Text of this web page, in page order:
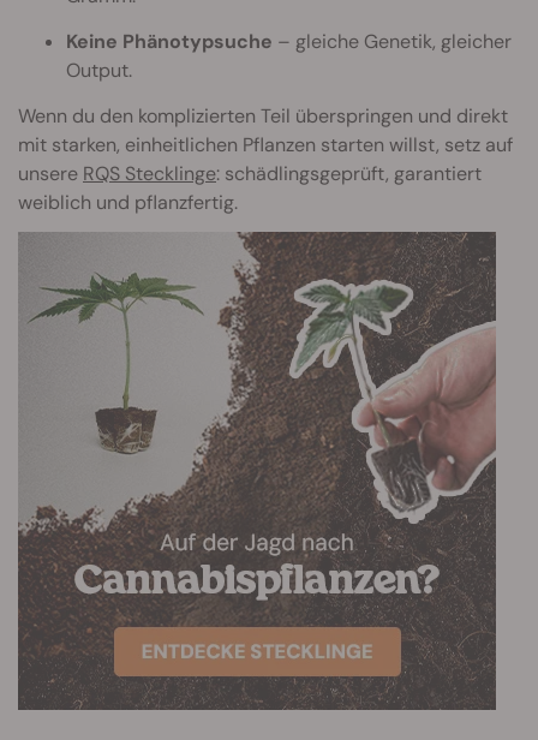
Keine Phänotypsuche – gleiche Genetik, gleicher
Output.
Wenn du den komplizierten Teil überspringen und direkt
mit starken, einheitlichen Pflanzen starten willst, setz auf
unsere RQS Stecklinge: schädlingsgeprüft, garantiert
weiblich und pflanzfertig.